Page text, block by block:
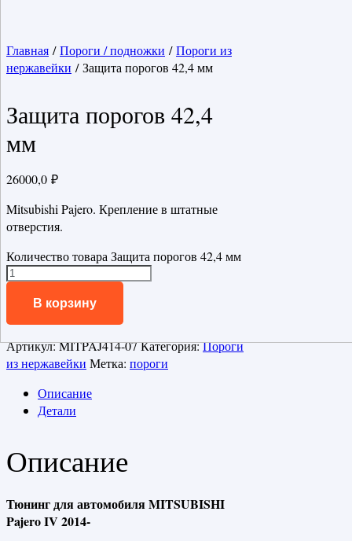
Главная /Пороги / подножки /Пороги из
нержавейки / Защита порогов 42,4 мм
Защита порогов 42,4
мм
26000,0 ₽
Mitsubishi Pajero. Крепление в штатные
отверстия.
Количество товара Защита порогов 42,4 мм
В корзину
Артикул:MITPAJ414-07Категория:Пороги
из нержавейки Метка: пороги
Описание
Детали
Описание
Тюнинг для автомобиля MITSUBISHI
Pajero IV 2014-